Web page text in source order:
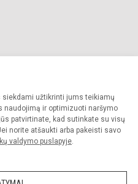
užtikrinti jums teikiamų
naudojimą ir optimizuoti naršymo
patvirtinate, kad sutinkate su visų
norite atšaukti arba pakeisti savo
valdymo puslapyje.
Visos teisės saugomos.
sutikimo griežtai draudžiama.
Slapukų valdymas